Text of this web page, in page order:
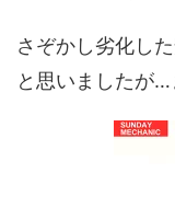
さぞかし劣化し
と思いましたが